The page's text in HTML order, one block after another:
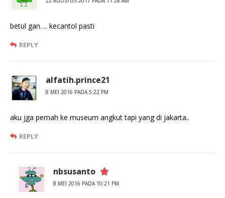
betul gan…. kecantol pasti
REPLY
alfatih.prince21
8 MEI 2016 PADA 5:22 PM
aku jga pernah ke museum angkut tapi yang di jakarta..
REPLY
nbsusanto
8 MEI 2016 PADA 10:21 PM